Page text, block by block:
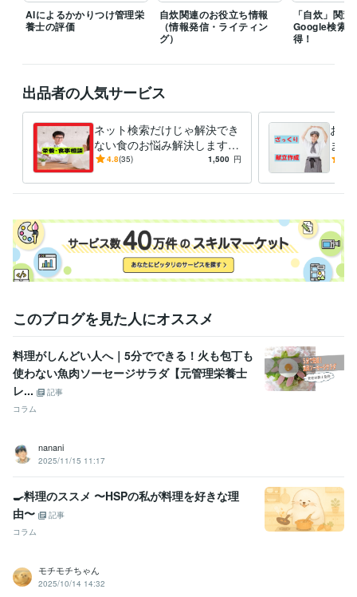
個人 2025年1月 ~ 現在
（Kindle）
資格・検定
管理栄養士 取得年 : 2004年
栄養士 取得年 : 2004年
ビジネス・クリエイティブツール
Excel:23年Word:23年
栄養マイスター:3年栄養Pro:5年
得意分野
住まい・美容・生活相談 栄養・食事相談など
管理栄養士 栄養相談 食事相談 献立作成 栄養計算
レシピ作成
学歴
長崎県立長崎シーボルト大学 2001年3月 ~ 2005年2月
AIによるかかりつけ管理栄
養士の評価
自炊関連のお役立ち情報
（情報発信・ライティン
グ）
「自炊」関
Google検索
得！
出品者の人気サービス
ネット検索だけじゃ解決でき
ない食のお悩み解決します
栄養・食事相談、その他のご
せ下さい
4.8(35) 1,500 円
お手
ま
から
このブログを見た人にオススメ
料理がしんどい人へ｜5分でできる！火も包丁も
使わない魚肉ソーセージサラダ【元管理栄養士
レ...
記事
コラム
nanani
2025/11/15 11:17
🍳料理のススメ 〜HSPの私が料理を好きな理
由〜
記事
コラム
モチモチちゃん
2025/10/14 14:32